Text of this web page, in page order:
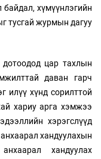
хүмүүнлэгийн
тусгай журмын дагуу
цар тахлын
даван гарч
илүү хүнд сорилттой
хариу арга хэмжээ
хэрэгслүүд
хандуулахын
хандуулах